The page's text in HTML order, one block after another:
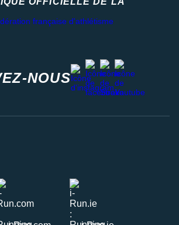
NOUS
instagram
facebook
stravayoutube